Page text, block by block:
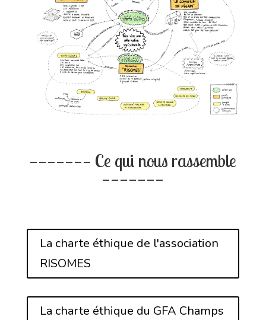
——————— Ce qui nous rassemble
———————
La charte éthique de l'association
RISOMES
La charte éthique du GFA Champs